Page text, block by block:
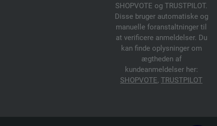
SHOPVOTE og TRUSTPILOT.
Disse bruger automatiske og
manuelle foranstaltninger til
at verificere anmeldelser. Du
kan finde oplysninger om
ægtheden af
kundeanmeldelser her:
SHOPVOTE, TRUSTPILOT